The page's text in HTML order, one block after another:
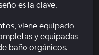
es la clave.
viene equipado
y equipadas
baño orgánicos.